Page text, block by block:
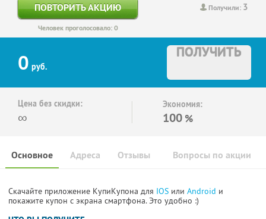
Получили: 3
ПОВТОРИТЬ АКЦИЮ
Человек проголосовало: 0
0 руб.
ПОЛУЧИТЬ
Цена без скидки:
∞
Экономия:
100 %
Основное Отзывы Вопросы по акции
Адреса
Скачайте приложение КупиКупона для IOS или Android и
покажите купон с экрана смартфона. Это удобно :)